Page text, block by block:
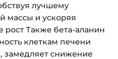
лучшему
массы и ускоряя
Также бета-аланин
клеткам печени
замедляет снижение